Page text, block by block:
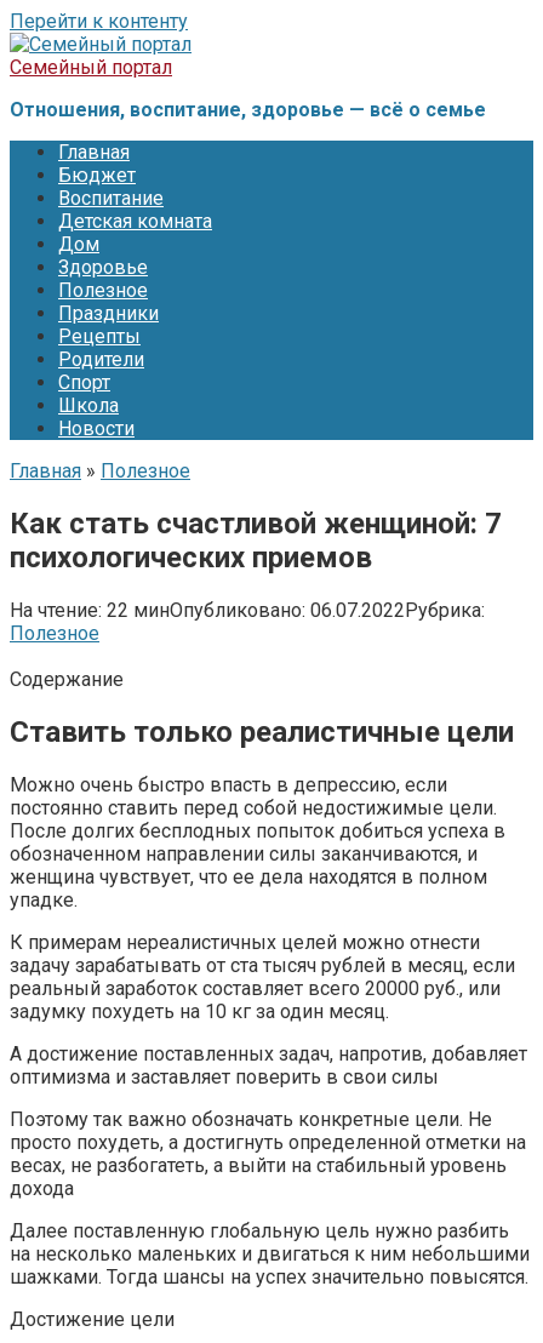
Перейти к контенту
Семейный портал
Отношения, воспитание, здоровье — всё о семье
Главная
Бюджет
Воспитание
Детская комната
Дом
Здоровье
Полезное
Праздники
Рецепты
Родители
Спорт
Школа
Новости
Главная » Полезное
Как стать счастливой женщиной: 7
психологических приемов
На чтение: 22 минОпубликовано: 06.07.2022Рубрика:
Полезное
Содержание
Ставить только реалистичные цели
Можно очень быстро впасть в депрессию, если
постоянно ставить перед собой недостижимые цели.
После долгих бесплодных попыток добиться успеха в
обозначенном направлении силы заканчиваются, и
женщина чувствует, что ее дела находятся в полном
упадке.
К примерам нереалистичных целей можно отнести
задачу зарабатывать от ста тысяч рублей в месяц, если
реальный заработок составляет всего 20000 руб., или
задумку похудеть на 10 кг за один месяц.
А достижение поставленных задач, напротив, добавляет
оптимизма и заставляет поверить в свои силы
Поэтому так важно обозначать конкретные цели. Не
просто похудеть, а достигнуть определенной отметки на
весах, не разбогатеть, а выйти на стабильный уровень
дохода
Далее поставленную глобальную цель нужно разбить
на несколько маленьких и двигаться к ним небольшими
шажками. Тогда шансы на успех значительно повысятся.
Достижение цели